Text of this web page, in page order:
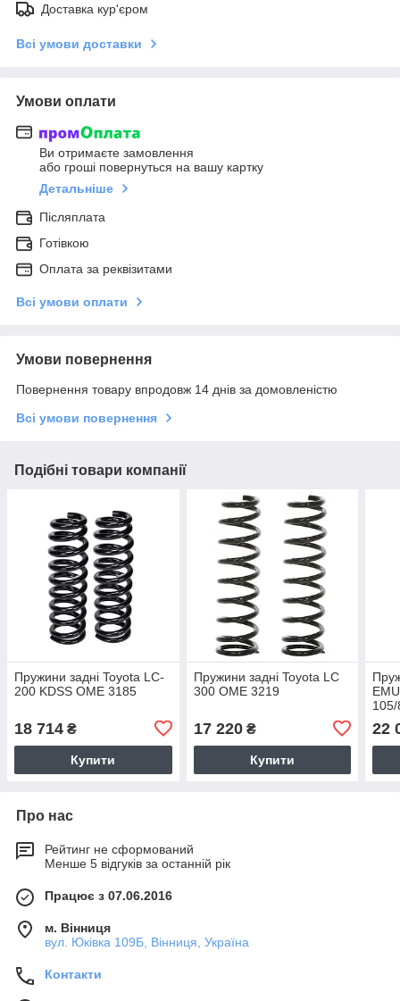
Доставка кур'єром
Всі умови доставки
Умови оплати
Ви отримаєте замовлення
або гроші повернуться на вашу картку
Детальніше
Післяплата
Готівкою
Оплата за реквізитами
Всі умови оплати
Умови повернення
Повернення товару впродовж 14 днів за домовленістю
Всі умови повернення
Подібні товари компанії
Пружини задні Toyota LC-
200 KDSS OME 3185
18 714 ₴
Купити
Пружини задні Toyota LC
300 OME 3219
17 220₴
Купити
22
Про нас
Рейтинг не сформований
Менше 5 відгуків за останній рік
Працює з 07.06.2016
м. Вінниця
вул. Юківка 109Б, Вінниця, Україна
Контакти